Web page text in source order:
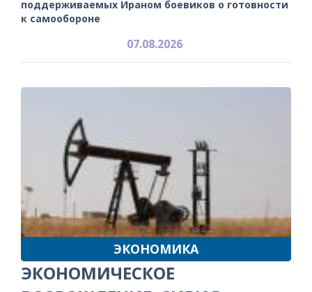
поддерживаемых Ираном боевиков о готовности
к самообороне
07.08.2026
ЭКОНОМИКА
ЭКОНОМИЧЕСКОЕ